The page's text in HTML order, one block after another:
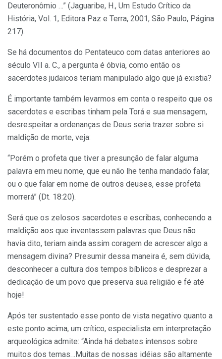
Deuteronômio …” (Jaguaribe, H., Um Estudo Crítico da
História, Vol. 1, Editora Paz e Terra, 2001, São Paulo, Página
217).
Se há documentos do Pentateuco com datas anteriores ao
século VII a. C., a pergunta é óbvia, como então os
sacerdotes judaicos teriam manipulado algo que já existia?
É importante também levarmos em conta o respeito que os
sacerdotes e escribas tinham pela Torá e sua mensagem,
desrespeitar a ordenanças de Deus seria trazer sobre si
maldição de morte, veja:
“Porém o profeta que tiver a presunção de falar alguma
palavra em meu nome, que eu não lhe tenha mandado falar,
ou o que falar em nome de outros deuses, esse profeta
morrerá” (Dt. 18:20).
Será que os zelosos sacerdotes e escribas, conhecendo a
maldição aos que inventassem palavras que Deus não
havia dito, teriam ainda assim coragem de acrescer algo a
mensagem divina? Presumir dessa maneira é, sem dúvida,
desconhecer a cultura dos tempos bíblicos e desprezar a
dedicação de um povo que preserva sua religião e fé até
hoje!
Após ter sustentado esse ponto de vista negativo quanto a
este ponto acima, um crítico, especialista em interpretação
arqueológica admite: “Ainda há debates intensos sobre
muitos dos temas…Muitas de nossas idéias são altamente